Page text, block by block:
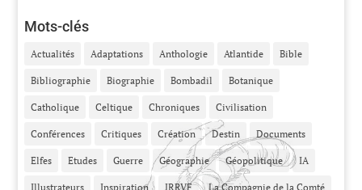
Mots-clés
Actualités Adaptations Anthologie Atlantide Bible
Bibliographie Biographie Bombadil Botanique
Catholique Celtique Chroniques Civilisation
Conférences Critiques Création Destin Documents
Elfes Etudes Guerre Géographie Géopolitique IA
Illustrateurs Inspiration JRRVF La Compagnie de la Comté